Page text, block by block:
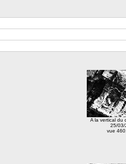
A la vertical du
25/03/
vue